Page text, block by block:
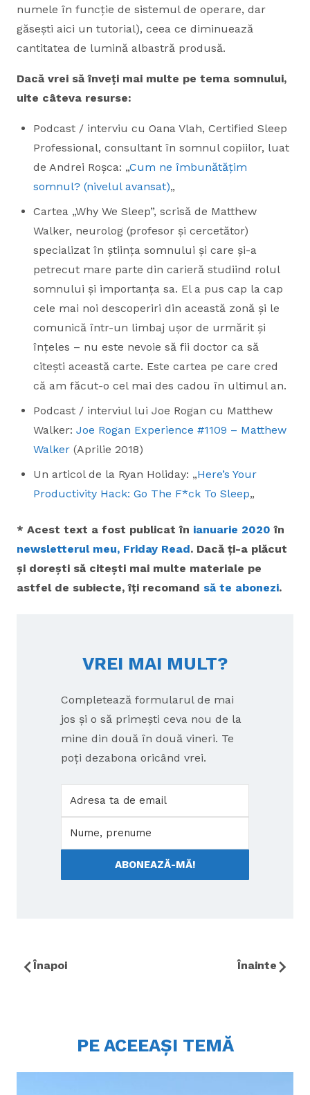
numele în funcție de sistemul de operare, dar
găsești aici un tutorial), ceea ce diminuează
cantitatea de lumină albastră produsă.
Dacă vrei să înveți mai multe pe tema somnului,
uite câteva resurse:
Podcast / interviu cu Oana Vlah, Certified Sleep
Professional, consultant în somnul copiilor, luat
de Andrei Roșca: „Cum ne îmbunătățim
somnul? (nivelul avansat)„
Cartea „Why We Sleep”, scrisă de Matthew
Walker, neurolog (profesor și cercetător)
specializat în știința somnului și care și-a
petrecut mare parte din carieră studiind rolul
somnului și importanța sa. El a pus cap la cap
cele mai noi descoperiri din această zonă și le
comunică într-un limbaj ușor de urmărit și
înțeles – nu este nevoie să fii doctor ca să
citești această carte. Este cartea pe care cred
că am făcut-o cel mai des cadou în ultimul an.
Podcast / interviul lui Joe Rogan cu Matthew
Walker: Joe Rogan Experience #1109 – Matthew
Walker (Aprilie 2018)
Un articol de la Ryan Holiday: „Here’s Your
Productivity Hack: Go The F*ck To Sleep„
* Acest text a fost publicat în ianuarie 2020 în
newsletterul meu, Friday Read. Dacă ți-a plăcut
și dorești să citești mai multe materiale pe
astfel de subiecte, îți recomand să te abonezi.
VREI MAI MULT?
Completează formularul de mai
jos și o să primești ceva nou de la
mine din două în două vineri. Te
poți dezabona oricând vrei.
ABONEAZĂ-MĂ!
Înapoi Înainte
PE ACEEAȘI TEMĂ